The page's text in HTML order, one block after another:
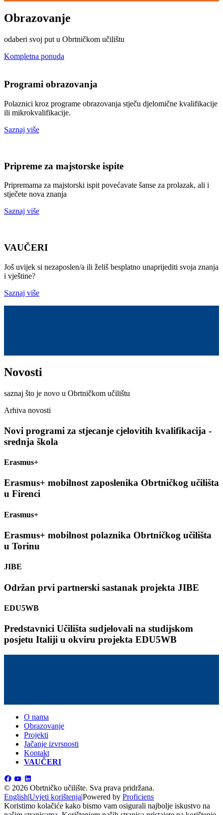
Obrazovanje
odaberi svoj put u Obrtničkom učilištu
Kompletna ponuda
Programi obrazovanja
Polaznici kroz programe obrazovanja stječu djelomične kvalifikacije
ili mikrokvalifikacije.
Saznaj više
Pripreme za majstorske ispite
Pripremama za majstorski ispit povećavate šanse za prolazak, ali i
stječete nova znanja
Saznaj više
VAUČERI
Još uvijek si nezaposlen/a ili želiš besplatno unaprijediti svoja znanja
i vještine?
Saznaj više
Novosti
saznaj što je novo u Obrtničkom učilištu
Arhiva novosti
Novi programi za stjecanje cjelovitih kvalifikacija -
srednja škola
Erasmus+
Erasmus+ mobilnost zaposlenika Obrtničkog učilišta
u Firenci
Erasmus+
Erasmus+ mobilnost polaznika Obrtničkog učilišta
u Torinu
JIBE
Održan prvi partnerski sastanak projekta JIBE
EDU5WB
Predstavnici Učilišta sudjelovali na studijskom
posjetu Italiji u okviru projekta EDU5WB
O nama
Obrazovanje
Projekti
Jačanje izvrsnosti
Kontakt
VAUČERI
© 2026 Obrtničko učilište. Sva prava pridržana.
English|Uvjeti korištenja|Powered by Proficiens
Koristimo kolačiće kako bismo vam osigurali najbolje iskustvo na